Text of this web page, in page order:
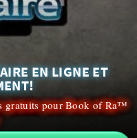
EN LIGNE ET
gratuits pour Book of Ra™